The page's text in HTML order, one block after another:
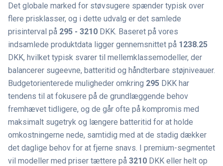
Det globale marked for støvsugere spænder typisk over
flere prisklasser, og i dette udvalg er det samlede
prisinterval på 295 - 3210 DKK. Baseret på vores
indsamlede produktdata ligger gennemsnittet på 1238.25
DKK, hvilket typisk svarer til mellemklassemodeller, der
balancerer sugeevne, batteritid og håndterbare støjniveauer.
Budgetorienterede muligheder omkring 295 DKK har
tendens til at fokusere på de grundlæggende behov
fremhævet tidligere, og de går ofte på kompromis med
maksimalt sugetryk og længere batteritid for at holde
omkostningerne nede, samtidig med at de stadig dækker
det daglige behov for at fjerne snavs. I premium-segmentet
vil modeller med priser tættere på 3210 DKK eller helt op